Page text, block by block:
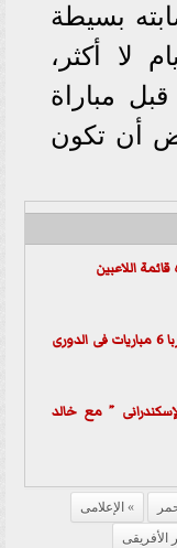
بسيطة
من 7 لـ 10 أيام لا أكثر،
مباراة
أن تكون
اللاعبين
الأهلى يفتقد جهود محمود كهربا 6 مباريات فى الدورى
” مع خالد
الإعلامى
الأفريقى